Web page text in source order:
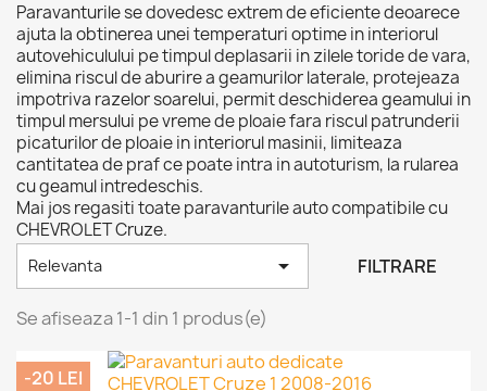
Paravanturile se dovedesc extrem de eficiente deoarece
ajuta la obtinerea unei temperaturi optime in interiorul
autovehiculului pe timpul deplasarii in zilele toride de vara,
elimina riscul de aburire a geamurilor laterale, protejeaza
impotriva razelor soarelui, permit deschiderea geamului in
timpul mersului pe vreme de ploaie fara riscul patrunderii
picaturilor de ploaie in interiorul masinii, limiteaza
cantitatea de praf ce poate intra in autoturism, la rularea
cu geamul intredeschis.
Mai jos regasiti toate paravanturile auto compatibile cu
CHEVROLET Cruze.
Relevanta  FILTRARE
Se afiseaza 1-1 din 1 produs(e)
-20 LEI
Intra in cont